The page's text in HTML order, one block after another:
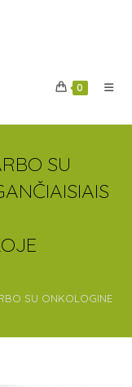
0
SU
SU ONKOLOGINE LIGA